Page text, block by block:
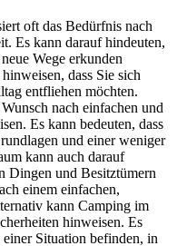
oft das Bedürfnis nach
Es kann darauf hindeuten,
Wege erkunden
dass Sie sich
entfliehen möchten.
nach einfachen und
Es kann bedeuten, dass
und einer weniger
kann auch darauf
Dingen und Besitztümern
einem einfachen,
kann Camping im
hinweisen. Es
Situation befinden, in